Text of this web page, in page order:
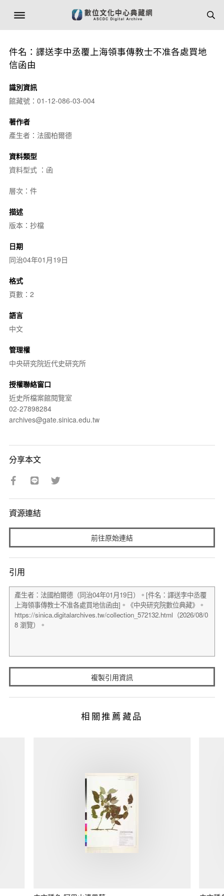
件名：譯送李中丞覆上海領事傳教士不准各處買地
信函由
識別資訊
館藏號：01-12-086-03-004
著作者
產生者：法國柏爾德
資料類型
資料型式 ：函
層次：件
描述
版本：抄檔
日期
同治04年01月19日
格式
頁數：2
語言
中文
管理權
中央研究院近代史研究所
授權聯絡窗口
近史所檔案館閱覽室
02-27898284
archives@gate.sinica.edu.tw
分享本文
資源連結
前往原始連結
引用
複製引用資訊
相關推薦藏品